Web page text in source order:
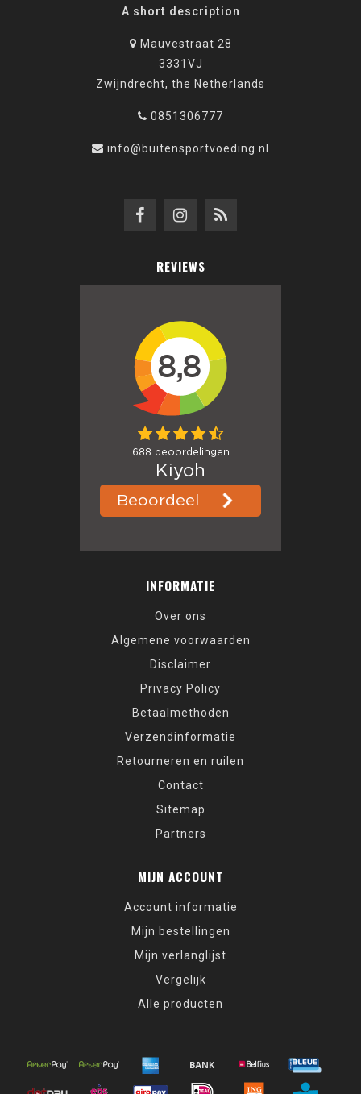
A short description
Mauvestraat 28
3331VJ
Zwijndrecht, the Netherlands
0851306777
info@buitensportvoeding.nl
REVIEWS
INFORMATIE
Over ons
Algemene voorwaarden
Disclaimer
Privacy Policy
Betaalmethoden
Verzendinformatie
Retourneren en ruilen
Contact
Sitemap
Partners
MIJN ACCOUNT
Account informatie
Mijn bestellingen
Mijn verlanglijst
Vergelijk
Alle producten